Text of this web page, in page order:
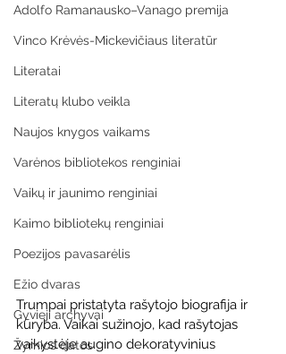
Adolfo Ramanausko–Vanago premija
Vinco Krėvės-Mickevičiaus literatūr
Literatai
Literatų klubo veikla
Naujos knygos vaikams
Varėnos bibliotekos renginiai
Vaikų ir jaunimo renginiai
Kaimo bibliotekų renginiai
Poezijos pavasarėlis
Ežio dvaras
Gyvieji archyvai
Žymios datos
Trumpai pristatyta rašytojo biografija ir
kūryba. Vaikai sužinojo, kad rašytojas
vaikystėje augino dekoratyvinius